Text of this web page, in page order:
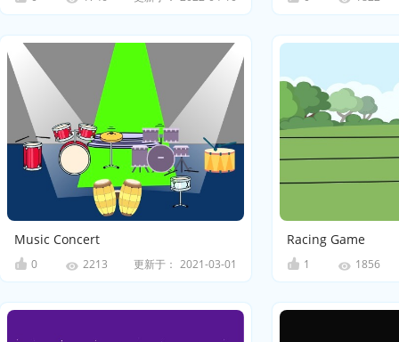
Music Concert
0 2213 更新于： 2021-03-01
Racing Game
1 1856